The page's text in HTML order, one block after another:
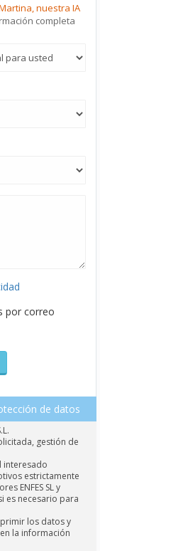
nuestra IA
completa
por correo
de datos
gestión de
interesado
estrictamente
ENFES SL y
es necesario para
los datos y
la información